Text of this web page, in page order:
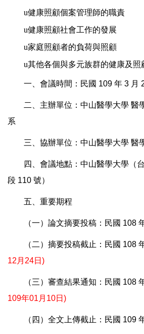
u健康照顧個案管理師的職責
u健康照顧社會工作的發展
u家庭照顧者的負荷與照顧
u其他各個與多元族群的健康及照
一、會議時間：民國 109 年 3 月
二、主辦單位：中山醫學大學 醫
系
三、協辦單位：中山醫學大學 醫
四、會議地點：中山醫學大學（
段 110 號）
五、重要期程
（一）論文摘要投稿：民國 108
（二）摘要投稿截止：民國 108
12 月 24日 )
（三）審查結果通知：民國 108
109年01 月 10日 )
（四）全文上傳截止：民國 109